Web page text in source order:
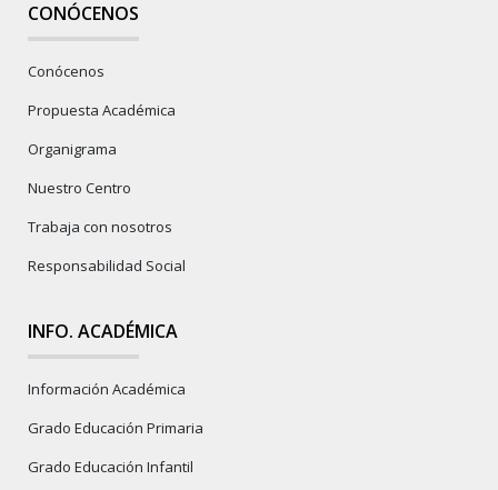
CONÓCENOS
Conócenos
Propuesta Académica
Organigrama
Nuestro Centro
Trabaja con nosotros
Responsabilidad Social
INFO. ACADÉMICA
Información Académica
Grado Educación Primaria
Grado Educación Infantil